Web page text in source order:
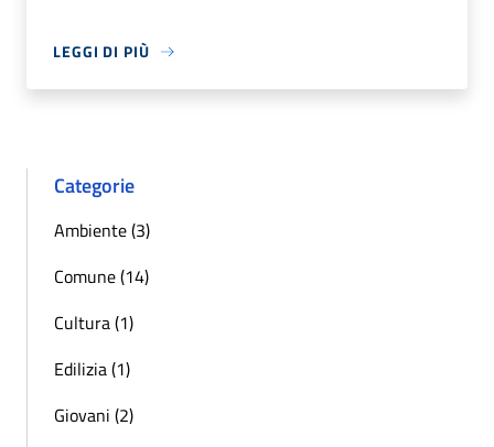
LEGGI DI PIÙ
Categorie
Ambiente (3)
Comune (14)
Cultura (1)
Edilizia (1)
Giovani (2)